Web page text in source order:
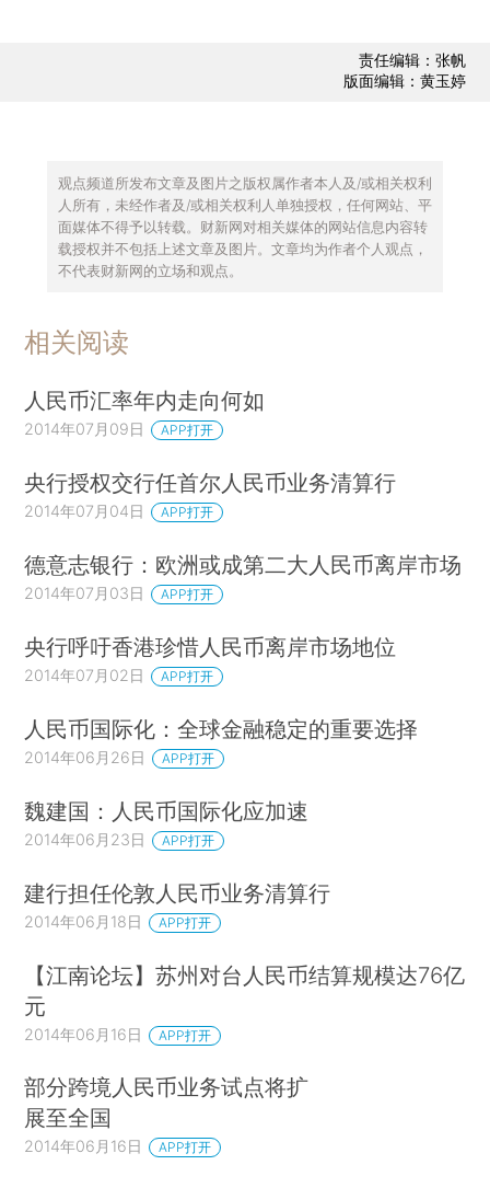
责任编辑：张帆
版面编辑：黄玉婷
观点频道所发布文章及图片之版权属作者本人及/或相关权利
人所有，未经作者及/或相关权利人单独授权，任何网站、平
面媒体不得予以转载。财新网对相关媒体的网站信息内容转
载授权并不包括上述文章及图片。文章均为作者个人观点，
不代表财新网的立场和观点。
相关阅读
人民币汇率年内走向何如
2014年07月09日 APP打开
央行授权交行任首尔人民币业务清算行
2014年07月04日 APP打开
德意志银行：欧洲或成第二大人民币离岸市场
2014年07月03日 APP打开
央行呼吁香港珍惜人民币离岸市场地位
2014年07月02日 APP打开
人民币国际化：全球金融稳定的重要选择
2014年06月26日 APP打开
魏建国：人民币国际化应加速
2014年06月23日 APP打开
建行担任伦敦人民币业务清算行
2014年06月18日 APP打开
【江南论坛】苏州对台人民币结算规模达76亿
元
2014年06月16日 APP打开
部分跨境人民币业务试点将扩
展至全国
2014年06月16日 APP打开